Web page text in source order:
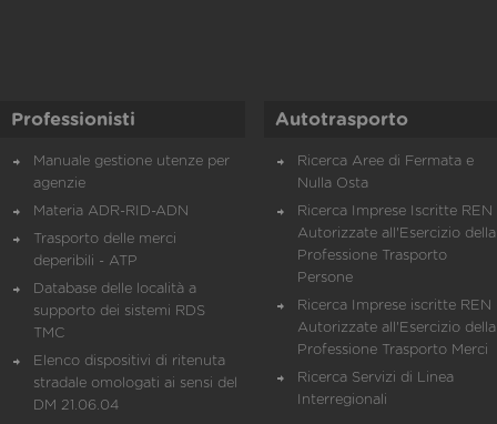
Professionisti
Manuale gestione utenze per
agenzie
Materia ADR-RID-ADN
Trasporto delle merci
deperibili - ATP
Database delle località a
supporto dei sistemi RDS
TMC
Elenco dispositivi di ritenuta
stradale omologati ai sensi del
DM 21.06.04
Autotrasporto
Ricerca Aree di Fermata e
Nulla Osta
Ricerca Imprese Iscritte REN
Autorizzate all'Esercizio della
Professione Trasporto
Persone
Ricerca Imprese iscritte REN
Autorizzate all'Esercizio della
Professione Trasporto Merci
Ricerca Servizi di Linea
Interregionali